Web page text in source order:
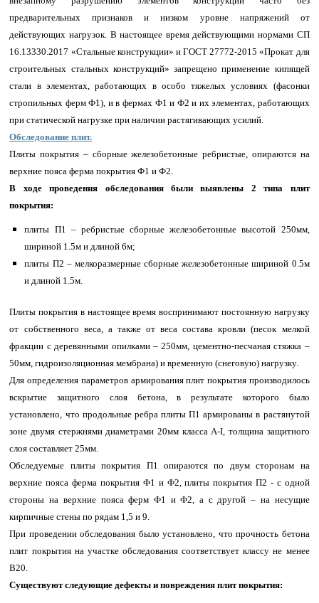
предварительных признаков и низком уровне напряжений от
действующих нагрузок. В настоящее время действующими нормами СП
16.13330.2017 «Стальные конструкции» и ГОСТ 27772-2015 «Прокат для
строительных стальных конструкций» запрещено применение кипящей
стали в элементах, работающих в особо тяжелых условиях (фасонки
стропильных ферм Ф1), и в фермах Ф1 и Ф2 и их элементах, работающих
при статической нагрузке при наличии растягивающих усилий.
Обследование плит.
Плиты покрытия – сборные железобетонные ребристые, опираются на
верхние пояса ферма покрытия Ф1 и Ф2.
В ходе проведения обследования были выявлены 2 типа плит
покрытия:
плиты П1 – ребристые сборные железобетонные высотой 250мм,
шириной 1.5м и длиной 6м;
плиты П2 – мелкоразмерные сборные железобетонные шириной 0.5м
и длиной 1.5м.
Плиты покрытия в настоящее время воспринимают постоянную нагрузку
от собственного веса, а также от веса состава кровли (песок мелкой
фракции с деревянными опилками – 250мм, цементно-песчаная стяжка –
50мм, гидроизоляционная мембрана) и временную (снеговую) нагрузку.
Для определения параметров армирования плит покрытия производилось
вскрытие защитного слоя бетона, в результате которого было
установлено, что продольные ребра плиты П1 армированы в растянутой
зоне двумя стержнями диаметрами 20мм класса А-I, толщина защитного
слоя составляет 25мм.
Обследуемые плиты покрытия П1 опираются по двум сторонам на
верхние пояса ферма покрытия Ф1 и Ф2, плиты покрытия П2 - с одной
стороны на верхние пояса ферм Ф1 и Ф2, а с другой – на несущие
кирпичные стены по рядам 1,5 и 9.
При проведении обследования было установлено, что прочность бетона
плит покрытия на участке обследования соответствует классу не менее
В20.
Существуют следующие дефекты и повреждения плит покрытия: